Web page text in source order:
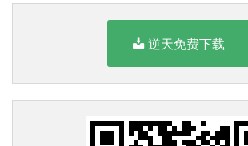
逆天免费下载